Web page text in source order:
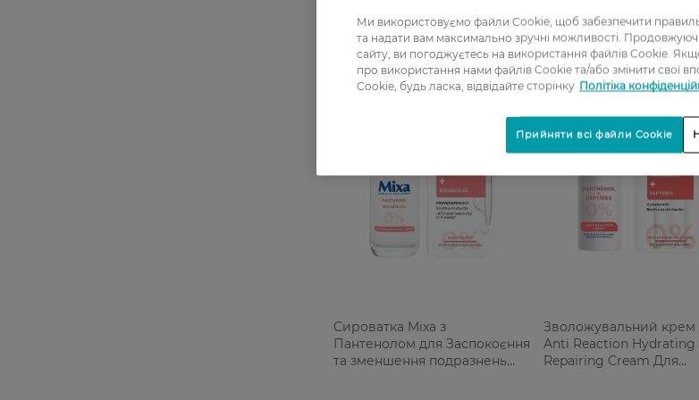
Сироватка Mixa з
Пантенолом для Заспокоєння
та зменшення подразнень
Зволожувальний крем
Anti Reaction Hydrating
Repairing Cream Для
Ми використовуємо файли Cookie, щоб забезпечити
та надати вам максимально зручні можливості.
сайту, ви погоджуєтесь на використання файлів Cookie.
про використання нами файлів Cookie та/або змінити свої
Cookie, будь ласка, відвідайте сторінку Політіка
Прийняти всі файли Cookie